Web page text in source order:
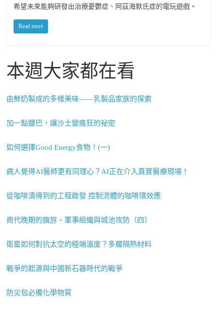
希望未來能夠研發出治療憂鬱症、阿茲海默氏症的電玩遊戲。
Read more
本週大家都在看
由鮮奶製成的多樣美味——乳製品家族的探索
加一點鹽巴，讓沙士變瘋狂的祕密
如何選擇Good Energy食物！(一)
病人覺得AI醫師更有同理心？AI正在介入真實醫療現場！
從咖啡漬得到的工程啟發 控制流體的咖啡環效應
商代晚期的旗斿、軍事組織與城池攻防（四）
衛星如何對抗太空的極端溫度？多層隔熱材料
戰爭的起源與中國新石器時代的戰爭
防災包必備化學物質